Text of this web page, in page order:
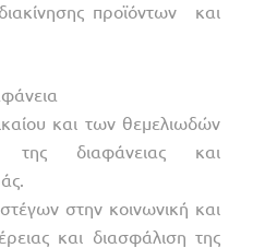
προϊόντων και
και των θεμελιωδών
της διαφάνειας και
στην κοινωνική και
και διασφάλιση της